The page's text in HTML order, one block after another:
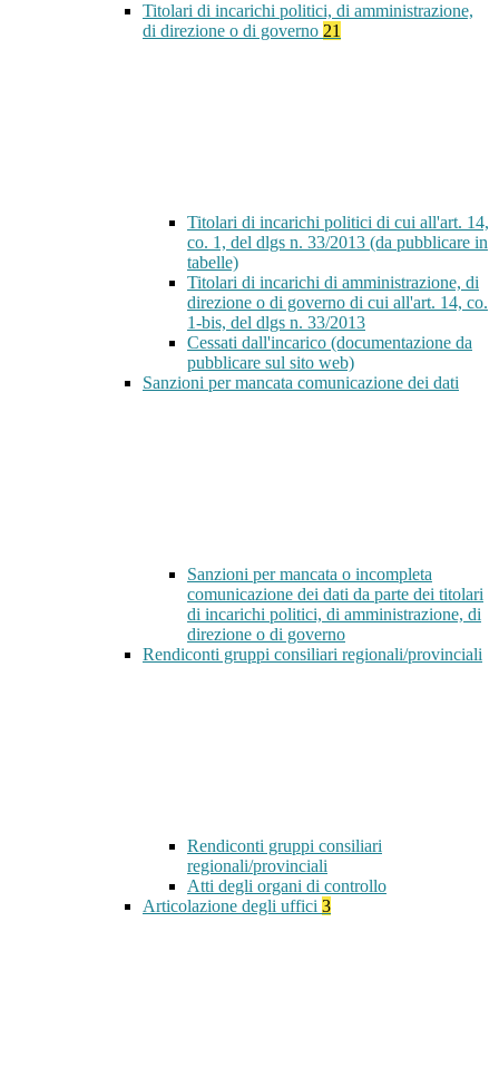
Titolari di incarichi politici, di amministrazione,
di direzione o di governo 21
Titolari di incarichi politici di cui all'art. 14,
co. 1, del dlgs n. 33/2013 (da pubblicare in
tabelle)
Titolari di incarichi di amministrazione, di
direzione o di governo di cui all'art. 14, co.
1-bis, del dlgs n. 33/2013
Cessati dall'incarico (documentazione da
pubblicare sul sito web)
Sanzioni per mancata comunicazione dei dati
Sanzioni per mancata o incompleta
comunicazione dei dati da parte dei titolari
di incarichi politici, di amministrazione, di
direzione o di governo
Rendiconti gruppi consiliari regionali/provinciali
Rendiconti gruppi consiliari
regionali/provinciali
Atti degli organi di controllo
Articolazione degli uffici 3